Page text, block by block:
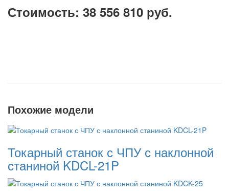
Стоимость: 38 556 810 руб.
Похожие модели
Токарный станок с ЧПУ с наклонной
станиной KDCL-21P